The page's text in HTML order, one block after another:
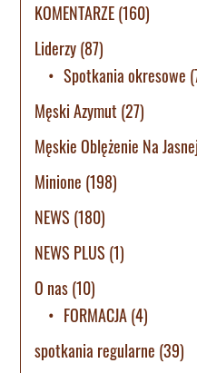
KOMENTARZE(160)
Liderzy(87)
Spotkania okresowe
Męski Azymut (27)
Męskie Oblężenie Na
Minione (198)
NEWS (180)
NEWS PLUS (1)
O nas(10)
FORMACJA(4)
spotkania regularne (39)